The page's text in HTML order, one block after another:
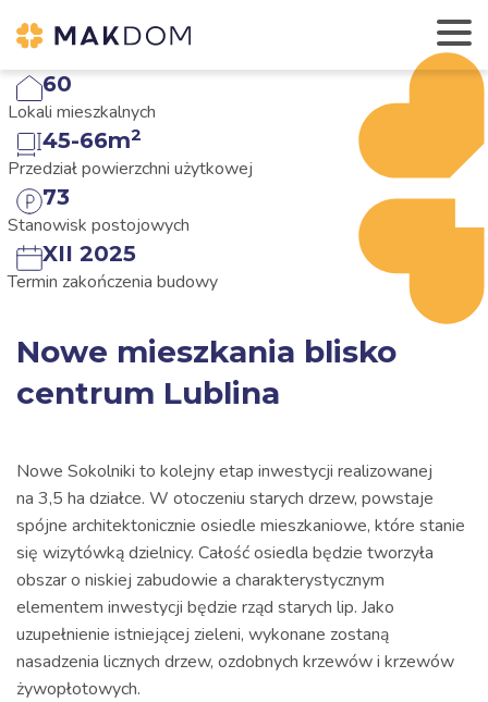
60
Lokali mieszkalnych
45-66m2
Przedział powierzchni użytkowej
73
Stanowisk postojowych
XII 2025
Termin zakończenia budowy
Nowe mieszkania blisko
centrum Lublina
Nowe Sokolniki to kolejny etap inwestycji realizowanej
na 3,5 ha działce. W otoczeniu starych drzew, powstaje
spójne architektonicznie osiedle mieszkaniowe, które stanie
się wizytówką dzielnicy. Całość osiedla będzie tworzyła
obszar o niskiej zabudowie a charakterystycznym
elementem inwestycji będzie rząd starych lip. Jako
uzupełnienie istniejącej zieleni, wykonane zostaną
nasadzenia licznych drzew, ozdobnych krzewów i krzewów
żywopłotowych.